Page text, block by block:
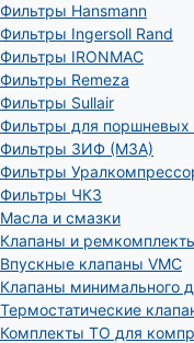
Фильтры Hansmann
Фильтры Ingersoll Rand
Фильтры IRONMAC
Фильтры Remeza
Фильтры Sullair
Фильтры для поршневых
Фильтры ЗИФ (МЗА)
Фильтры
Фильтры ЧКЗ
Масла и смазки
Клапаны и
Впускные клапаны VMC
Клапаны минимального
Термостатические
Комплекты ТО для